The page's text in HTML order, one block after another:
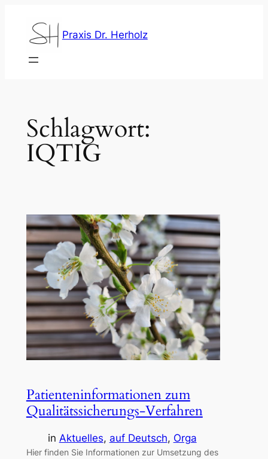
springen
Praxis Dr. Herholz
Schlagwort:
IQTIG
Patienteninformationen zum
Qualitätssicherungs-Verfahren
in Aktuelles, auf Deutsch, Orga
Hier finden Sie Informationen zur Umsetzung des